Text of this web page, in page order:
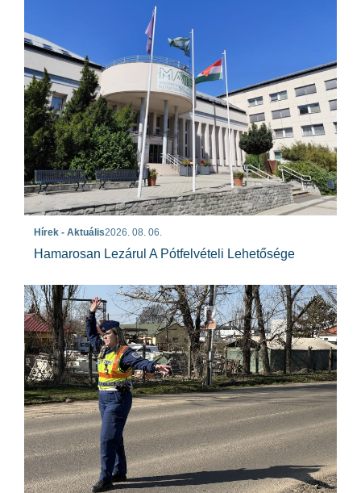
Hírek - Aktuális2026. 08. 06.
Hamarosan Lezárul A Pótfelvételi Lehetősége